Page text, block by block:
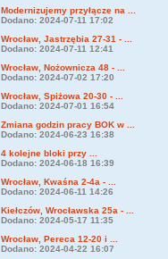
Modernizujemy przyłącze na ...
Dodano: 2024-07-11 17:02
Wrocław, Jastrzębia 27-31 - ...
Dodano: 2024-07-11 12:41
Wrocław, Nożownicza 48 - ...
Dodano: 2024-07-02 17:20
Wrocław, Spiżowa 20-30 - ...
Dodano: 2024-07-01 16:54
Zmiana godzin pracy BOK w ...
Dodano: 2024-06-23 16:38
4 kolejne bloki przy ...
Dodano: 2024-06-18 16:39
Wrocław, Kwaśna 2-4a - ...
Dodano: 2024-06-11 14:26
Kiełczów, Wrocławska 25a - ...
Dodano: 2024-05-17 11:35
Wrocław, Pereca 12-20 i ...
Dodano: 2024-04-22 16:07